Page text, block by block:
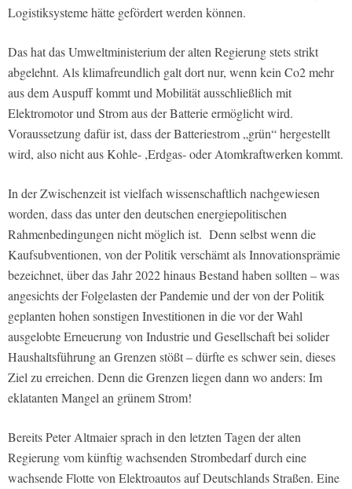
Logistiksysteme hätte gefördert werden können.
Das hat das Umweltministerium der alten Regierung stets strikt
abgelehnt. Als klimafreundlich galt dort nur, wenn kein Co2 mehr
aus dem Auspuff kommt und Mobilität ausschließlich mit
Elektromotor und Strom aus der Batterie ermöglicht wird.
Voraussetzung dafür ist, dass der Batteriestrom „grün“ hergestellt
wird, also nicht aus Kohle- ,Erdgas- oder Atomkraftwerken kommt.
In der Zwischenzeit ist vielfach wissenschaftlich nachgewiesen
worden, dass das unter den deutschen energiepolitischen
Rahmenbedingungen nicht möglich ist. Denn selbst wenn die
Kaufsubventionen, von der Politik verschämt alsInnovationsprämie
bezeichnet, über das Jahr 2022 hinaus Bestand haben sollten – was
angesichts der Folgelasten der Pandemie und der von der Politik
geplanten hohen sonstigen Investitionen in die vor der Wahl
ausgelobte Erneuerung von Industrie und Gesellschaft bei solider
Haushaltsführung an Grenzen stößt – dürfte es schwer sein, dieses
Ziel zu erreichen. Denn die Grenzen liegen dann wo anders: Im
eklatanten Mangel an grünem Strom!
Bereits Peter Altmaier sprach in den letzten Tagen der alten
Regierung vom künftig wachsenden Strombedarf durch eine
wachsende Flotte von Elektroautos auf Deutschlands Straßen. Eine